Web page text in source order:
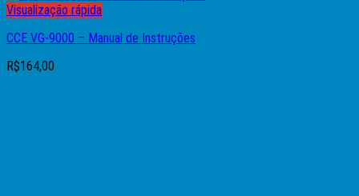
Visualização rápida
CCE VG-9000 – Manual de Instruções
R$164,00